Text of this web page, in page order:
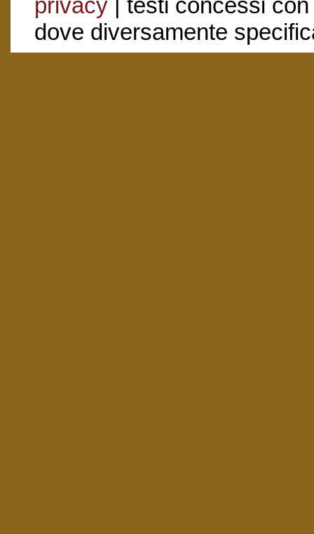
privacy| testi concessi
dove diversamente